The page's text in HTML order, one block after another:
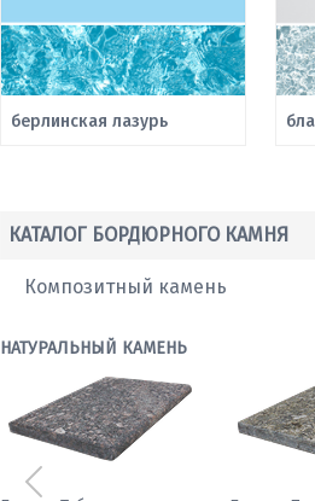
берлинская лазурь
КАТАЛОГ БОРДЮРНОГО КАМНЯ
Композитный камень
НАТУРАЛЬНЫЙ КАМЕНЬ
Предыдущий